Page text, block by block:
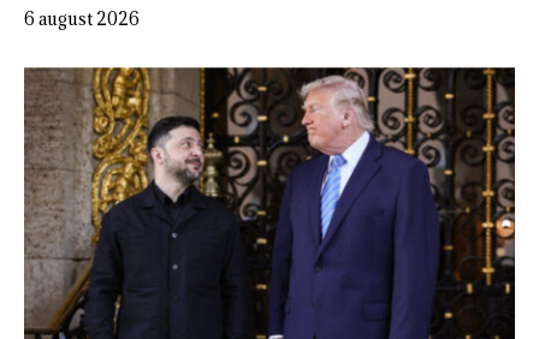
6 august 2026